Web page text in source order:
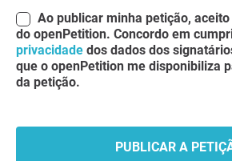
Ao publicar minha petição, aceito
do openPetition. Concordo em
privacidade dos dados dos
que o openPetition me disponibiliza
da petição.
PUBLICAR A